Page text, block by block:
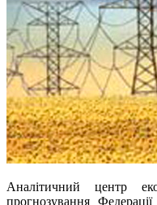
Аналітичний центр
прогнозування